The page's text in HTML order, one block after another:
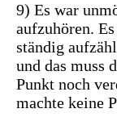
9) Es war
aufzuhören.
ständig
und das muss
Punkt noch
machte keine